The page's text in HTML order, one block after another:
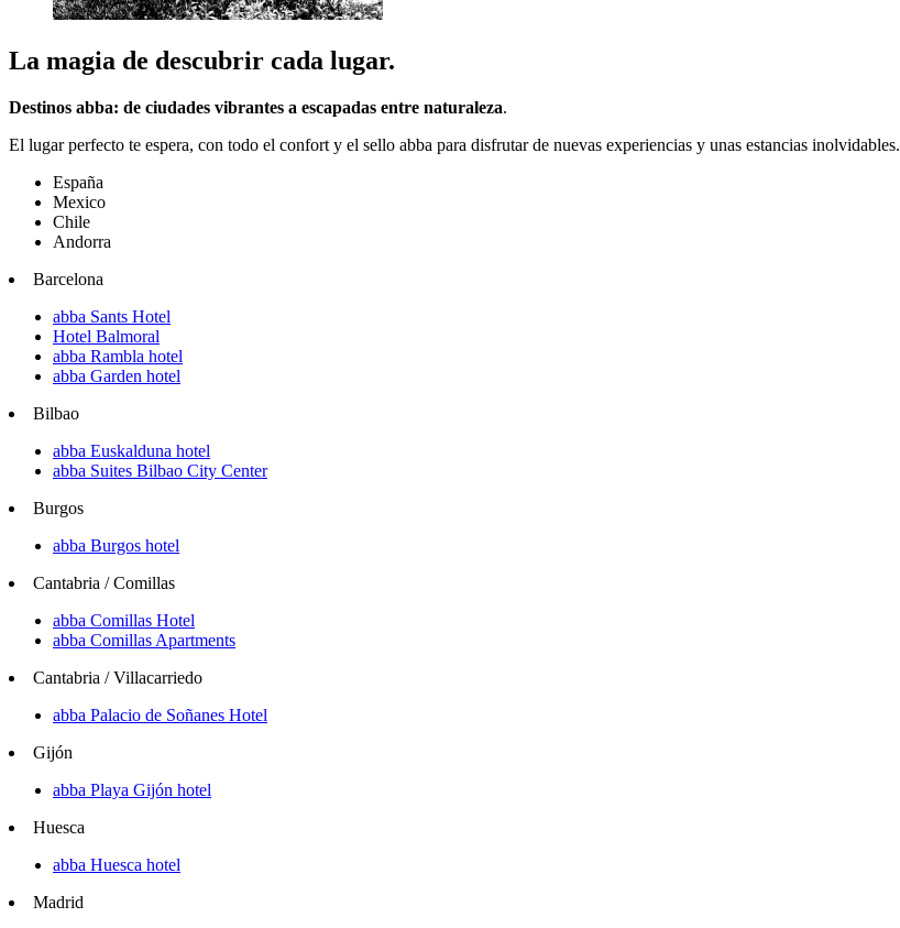
La magia de descubrir cada lugar.
Destinos abba: de ciudades vibrantes a escapadas entre naturaleza.
El lugar perfecto te espera, con todo el confort y el sello abba para disfrutar de nuevas experiencias y unas estancias inolvidables.
España
Mexico
Chile
Andorra
Barcelona
abba Sants Hotel
Hotel Balmoral
abba Rambla hotel
abba Garden hotel
Bilbao
abba Euskalduna hotel
abba Suites Bilbao City Center
Burgos
abba Burgos hotel
Cantabria / Comillas
abba Comillas Hotel
abba Comillas Apartments
Cantabria / Villacarriedo
abba Palacio de Soñanes Hotel
Gijón
abba Playa Gijón hotel
Huesca
abba Huesca hotel
Madrid